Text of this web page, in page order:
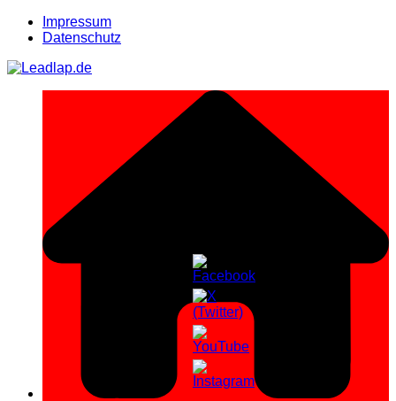
Zum
Inhalt
Impressum
Datenschutz